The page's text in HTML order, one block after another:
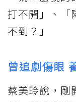
打不開」、「
不到？」
曾追劇傷眼
蔡美玲說，剛